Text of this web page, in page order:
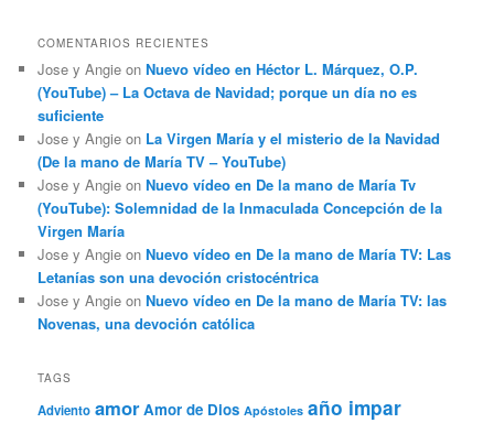
COMENTARIOS RECIENTES
Jose y Angie onNuevo vídeo en Héctor L. Márquez, O.P.
(YouTube) – La Octava de Navidad; porque un día no es
suficiente
Jose y Angie on La Virgen María y el misterio de la Navidad
(De la mano de María TV – YouTube)
Jose y Angie onNuevo vídeo en De la mano de María Tv
(YouTube): Solemnidad de la Inmaculada Concepción de la
Virgen María
Jose y Angie onNuevo vídeo en De la mano de María TV: Las
Letanías son una devoción cristocéntrica
Jose y Angie onNuevo vídeo en De la mano de María TV: las
Novenas, una devoción católica
TAGS
Adviento amor Amor de Dios Apóstoles año impar